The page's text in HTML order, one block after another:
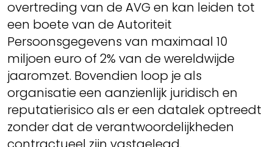
overtreding van de AVG en kan leiden tot
een boete van de Autoriteit
Persoonsgegevens van maximaal 10
miljoen euro of 2% van de wereldwijde
jaaromzet. Bovendien loop je als
organisatie een aanzienlijk juridisch en
reputatierisico als er een datalek optreedt
zonder dat de verantwoordelijkheden